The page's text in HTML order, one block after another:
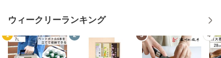
ウィークリーランキング
1 2 3 4